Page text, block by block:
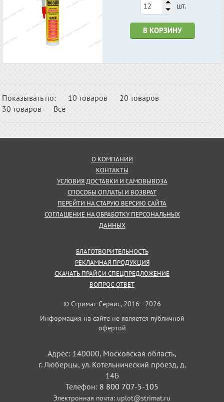
шт.
В КОРЗИНУ
Показывать по: 10 товаров
20 товаров
30 товаров
Все
О КОМПАНИИ
КОНТАКТЫ
УСЛОВИЯ ДОСТАВКИ И САМОВЫВОЗА
СПОСОБЫ ОПЛАТЫ И ВОЗВРАТ
ПЕРЕЙТИ НА СТАРУЮ ВЕРСИЮ САЙТА
СОГЛАШЕНИЕ НА ОБРАБОТКУ ПЕРСОНАЛЬНЫХ
ДАННЫХ
БЛАГОТВОРИТЕЛЬНОСТЬ
РЕКЛАМНАЯ ПРОДУКЦИЯ
СКАЧАТЬ ПРАЙС И СПЕЦПРЕДЛОЖЕНИЕ
ВОПРОС-ОТВЕТ
© Стримат-Сервис, 2016 - 2026
Информация на сайте не является публичной
офертой
Адрес: 140000, Московская область,
г. Люберцы, ул. Котельнический проезд, д.
14Б
Телефон: 8 800 707-5-105
Электронная почта: uplot@strimat.ru